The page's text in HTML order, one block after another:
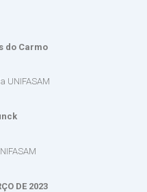
do Carmo
UNIFASAM
DE 2023